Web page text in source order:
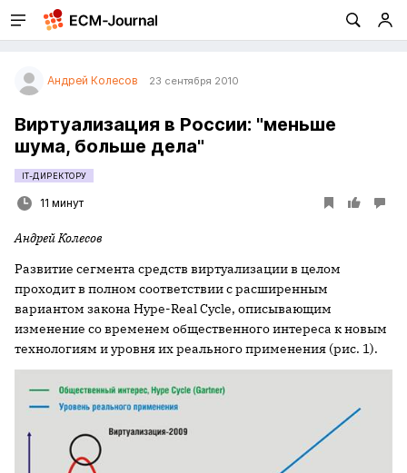
Андрей Колесов 23 сентября 2010
Виртуализация в России: "меньше
шума, больше дела"
IT-ДИРЕКТОРУ
11 минут
Андрей Колесов
Развитие сегмента средств виртуализации в целом
проходит в полном соответствии с расширенным
вариантом закона Hype-Real Cycle, описывающим
изменение со временем общественного интереса к новым
технологиям и уровня их реального применения (рис. 1).